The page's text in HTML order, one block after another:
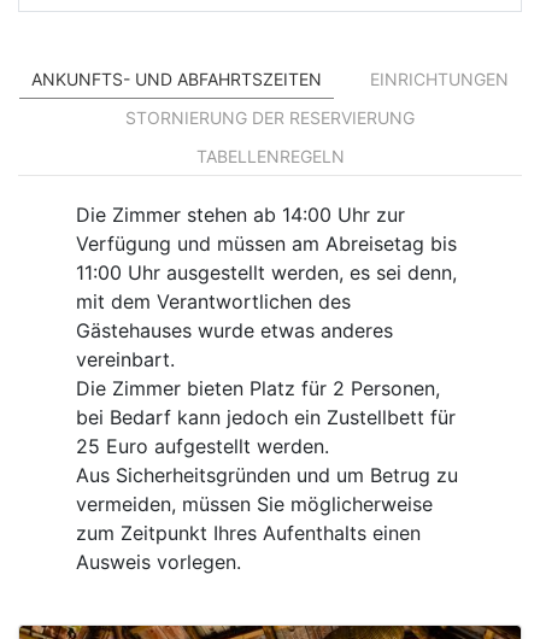
ANKUNFTS- UND ABFAHRTSZEITEN
EINRICHTUNGEN
STORNIERUNG DER RESERVIERUNG
TABELLENREGELN
Die Zimmer stehen ab 14:00 Uhr zur
Verfügung und müssen am Abreisetag bis
11:00 Uhr ausgestellt werden, es sei denn,
mit dem Verantwortlichen des
Gästehauses wurde etwas anderes
vereinbart.
Die Zimmer bieten Platz für 2 Personen,
bei Bedarf kann jedoch ein Zustellbett für
25 Euro aufgestellt werden.
Aus Sicherheitsgründen und um Betrug zu
vermeiden, müssen Sie möglicherweise
zum Zeitpunkt Ihres Aufenthalts einen
Ausweis vorlegen.